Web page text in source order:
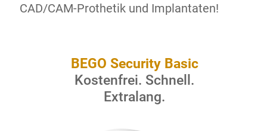
CAD/CAM-Prothetik und Implantaten!
BEGO Security Basic
Kostenfrei. Schnell.
Extralang.